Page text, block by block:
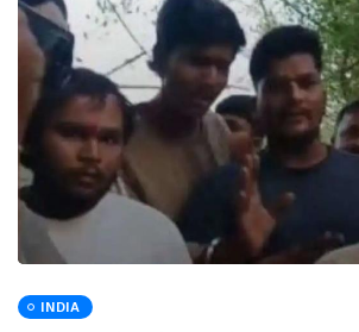
INDIA